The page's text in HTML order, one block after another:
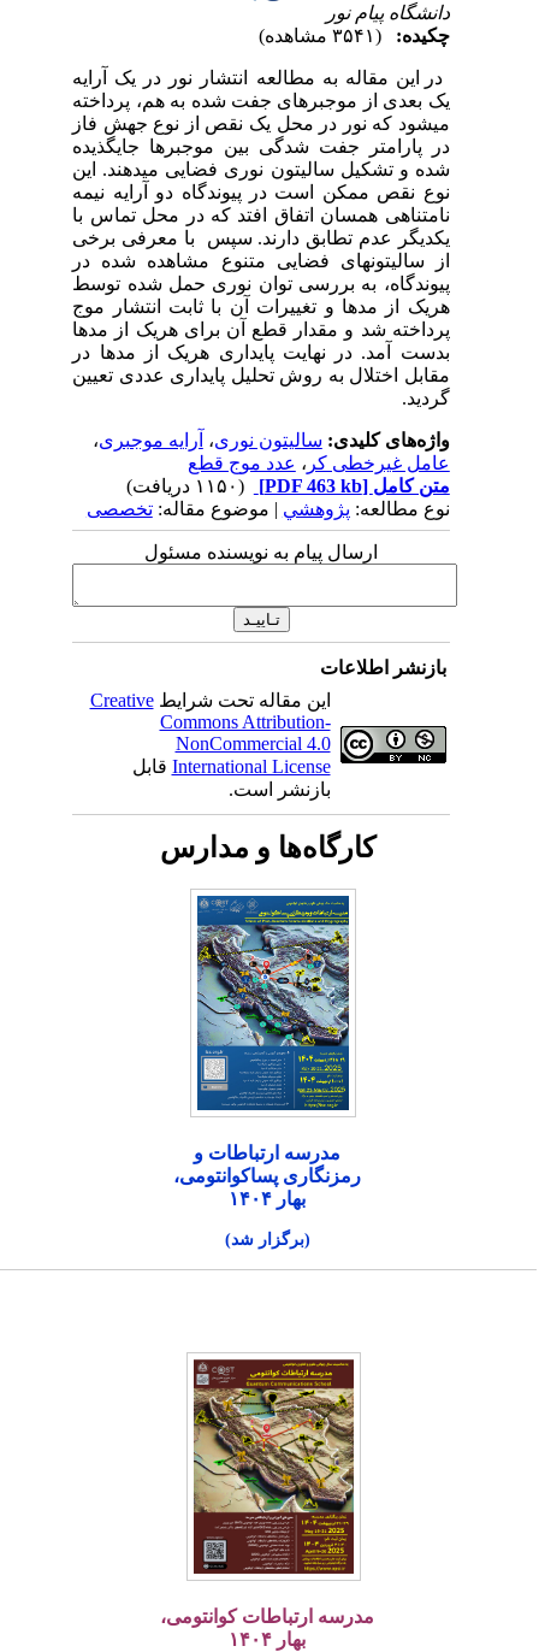
دانشگاه پیام نور
چکیده:
در این مقاله به مطالعه انتشار نور در یک آرایه
یک بعدی از موجبرهای جفت شده به هم، پرداخته
می­شود که نور در محل یک نقص از نوع جهش فاز
در پارامتر جفت شدگی بین موجبرها جایگذیده
شده و تشکیل سالیتون نوری فضایی می­دهند. این
نوع نقص ممکن است در پیوندگاه دو آرایه نیمه
نامتناهی همسان اتفاق افتد که در محل تماس با
یکدیگر عدم تطابق دارند. سپس با معرفی برخی
از سالیتونهای فضایی متنوع مشاهده شده در
پیوندگاه، به بررسی توان نوری حمل شده توسط
هریک از مدها و تغییرات آن با ثابت انتشار موج
پرداخته شد و مقدار قطع آن برای هریک از مدها
بدست آمد. در نهایت پایداری هریک از مدها در
مقابل اختلال به روش تحلیل پایداری عددی تعیین
گردید.
واژه‌های کلیدی:سالیتون نوری،آرایه موجبری،
عامل غیرخطی کر، عدد موج قطع
متن کامل[PDF 463 kb]
نوع مطالعه:پژوهشي| موضوع مقاله:تخصصی
ارسال پیام به نویسنده مسئول
بازنشر اطلاعات
این مقاله تحت شرایطCreative
Commons Attribution-
NonCommercial 4.0
International Licenseقابل
بازنشر است.
کارگاه‌ها و مدارس
مدرسه ارتباطات و
رمزنگاری پساکوانتومی،
بهار ۱۴۰۴
(برگزار شد)
مدرسه ارتباطات کوانتومی،
بهار ۱۴۰۴